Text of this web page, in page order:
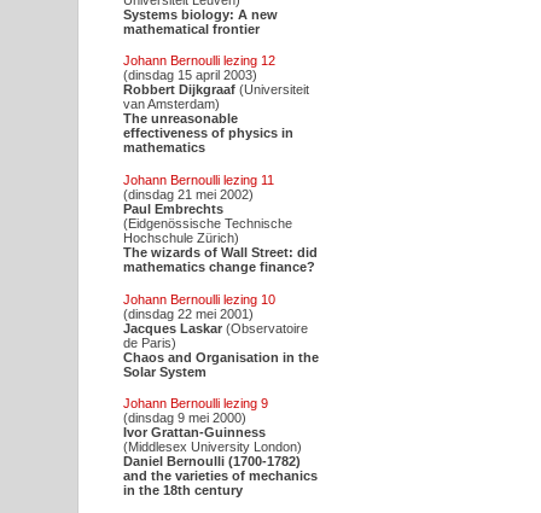
Systems biology: A new
mathematical frontier
Johann Bernoulli lezing 12
(dinsdag 15 april 2003)
Robbert Dijkgraaf (Universiteit
van Amsterdam)
The unreasonable
effectiveness of physics in
mathematics
Johann Bernoulli lezing 11
(dinsdag 21 mei 2002)
Paul Embrechts
(Eidgenössische Technische
Hochschule Zürich)
The wizards of Wall Street: did
mathematics change finance?
Johann Bernoulli lezing 10
(dinsdag 22 mei 2001)
Jacques Laskar(Observatoire
de Paris)
Chaos and Organisation in the
Solar System
Johann Bernoulli lezing 9
(dinsdag 9 mei 2000)
Ivor Grattan-Guinness
(Middlesex University London)
Daniel Bernoulli (1700-1782)
and the varieties of mechanics
in the 18th century